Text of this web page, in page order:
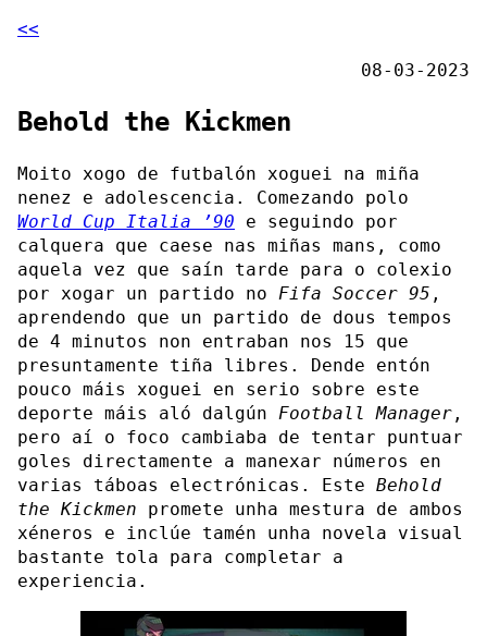
<<
08-03-2023
Behold the Kickmen
Moito xogo de futbalón xoguei na miña
nenez e adolescencia. Comezando polo
World Cup Italia ’90 e seguindo por
calquera que caese nas miñas mans, como
aquela vez que saín tarde para o colexio
por xogar un partido no Fifa Soccer 95 ,
aprendendo que un partido de dous tempos
de 4 minutos non entraban nos 15 que
presuntamente tiña libres. Dende entón
pouco máis xoguei en serio sobre este
deporte máis aló dalgún Football Manager ,
pero aí o foco cambiaba de tentar puntuar
goles directamente a manexar números en
varias táboas electrónicas. Este Behold
the Kickmen promete unha mestura de ambos
xéneros e inclúe tamén unha novela visual
bastante tola para completar a
experiencia.